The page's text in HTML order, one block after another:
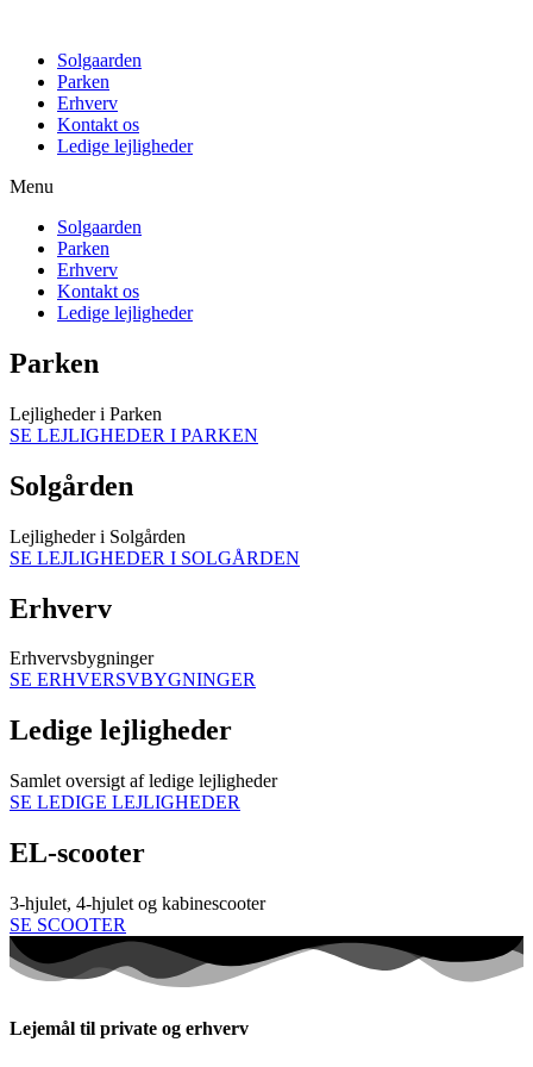
Solgaarden
Parken
Erhverv
Kontakt os
Ledige lejligheder
Menu
Solgaarden
Parken
Erhverv
Kontakt os
Ledige lejligheder
Parken
Lejligheder i Parken
SE LEJLIGHEDER I PARKEN
Solgården
Lejligheder i Solgården
SE LEJLIGHEDER I SOLGÅRDEN
Erhverv
Erhvervsbygninger
SE ERHVERSVBYGNINGER
Ledige lejligheder
Samlet oversigt af ledige lejligheder
SE LEDIGE LEJLIGHEDER
EL-scooter
3-hjulet, 4-hjulet og kabinescooter
SE SCOOTER
Lejemål til private og erhverv